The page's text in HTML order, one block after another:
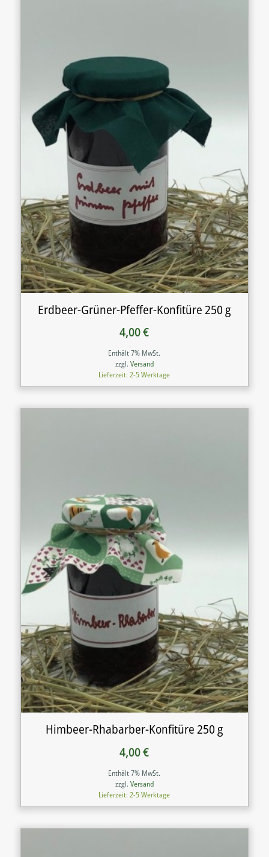
Erdbeer-Grüner-Pfeffer-Konfitüre 250 g
4,00€
Enthält 7% MwSt.
zzgl. Versand
Lieferzeit: 2-5 Werktage
Himbeer-Rhabarber-Konfitüre 250 g
4,00€
Enthält 7% MwSt.
zzgl. Versand
Lieferzeit: 2-5 Werktage